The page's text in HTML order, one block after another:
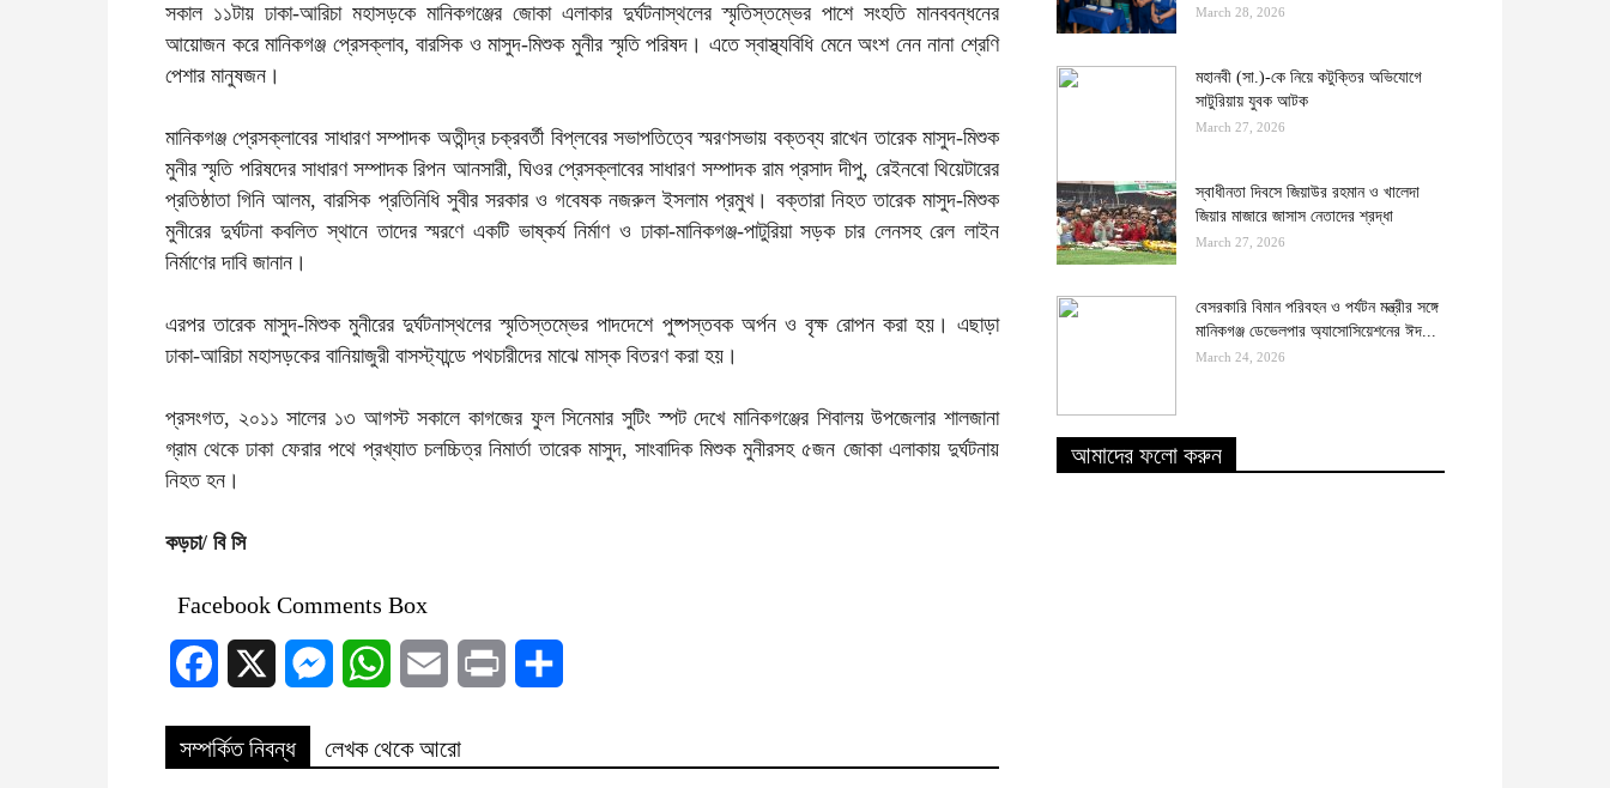
সকাল ১১টায় ঢাকা-আরিচা মহাসড়কে মানিকগঞ্জের জোকা এলাকার দুর্ঘটনাস্থলের স্মৃতিস্তম্ভের পাশে সংহতি মানববন্ধনের
আয়োজন করে মানিকগঞ্জ প্রেসক্লাব, বারসিক ও মাসুদ-মিশুক মুনীর স্মৃতি পরিষদ। এতে স্বাস্থ্যবিধি মেনে অংশ নেন নানা শ্রেণি
পেশার মানুষজন।
মানিকগঞ্জ প্রেসক্লাবের সাধারণ সম্পাদক অতীন্দ্র চক্রবর্তী বিপ্লবের সভাপতিত্বে স্মরণসভায় বক্তব্য রাখেন তারেক মাসুদ-মিশুক
মুনীর স্মৃতি পরিষদের সাধারণ সম্পাদক রিপন আনসারী, ঘিওর প্রেসক্লাবের সাধারণ সম্পাদক রাম প্রসাদ দীপু, রেইনবো থিয়েটারের
প্রতিষ্ঠাতা গিনি আলম, বারসিক প্রতিনিধি সুবীর সরকার ও গবেষক নজরুল ইসলাম প্রমুখ। বক্তারা নিহত তারেক মাসুদ-মিশুক
মুনীরের দুর্ঘটনা কবলিত স্থানে তাদের স্মরণে একটি ভাষ্কর্য নির্মাণ ও ঢাকা-মানিকগঞ্জ-পাটুরিয়া সড়ক চার লেনসহ রেল লাইন
নির্মাণের দাবি জানান।
এরপর তারেক মাসুদ-মিশুক মুনীরের দুর্ঘটনাস্থলের স্মৃতিস্তম্ভের পাদদেশে পুষ্পস্তবক অর্পন ও বৃক্ষ রোপন করা হয়। এছাড়া
ঢাকা-আরিচা মহাসড়কের বানিয়াজুরী বাসস্ট্যান্ডে পথচারীদের মাঝে মাস্ক বিতরণ করা হয়।
প্রসংগত, ২০১১ সালের ১৩ আগস্ট সকালে কাগজের ফুল সিনেমার সুটিং স্পট দেখে মানিকগঞ্জের শিবালয় উপজেলার শালজানা
গ্রাম থেকে ঢাকা ফেরার পথে প্রখ্যাত চলচ্চিত্র নিমার্তা তারেক মাসুদ, সাংবাদিক মিশুক মুনীরসহ ৫জন জোকা এলাকায় দুর্ঘটনায়
নিহত হন।
কড়চা/ বি সি
Facebook Comments Box
Facebook MessengerWhatsAppEmail Print
সম্পর্কিত নিবন্ধ লেখক থেকে আরো
March 28, 2026
মহানবী (সা.)-কে নিয়ে কটুক্তির অভিযোগে
সাটুরিয়ায় যুবক আটক
March 27, 2026
স্বাধীনতা দিবসে জিয়াউর রহমান ও খালেদা
জিয়ার মাজারে জাসাস নেতাদের শ্রদ্ধা
March 27, 2026
বেসরকারি বিমান পরিবহন ও পর্যটন মন্ত্রীর সঙ্গে
মানিকগঞ্জ ডেভেলপার অ্যাসোসিয়েশনের ঈদ...
March 24, 2026
আমাদের ফলো করুন